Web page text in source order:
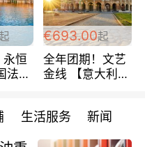
永恒
法
拼房
€693.00起
全年团期！文艺
金线 【意大利一
每周铁发！
生活服务 新闻